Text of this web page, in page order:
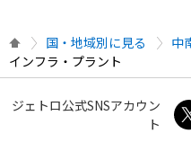
国・地域別に見る 中
インフラ・プラント
ジェトロ公式SNSアカウン
ト